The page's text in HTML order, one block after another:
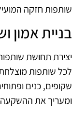
שותפות חזקה
בניית אמון
יצירת תחושת
לכל שותפות
שקופים, כנים
ומעריך את